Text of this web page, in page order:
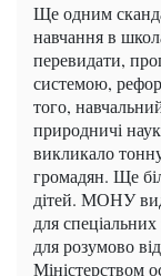
Ще одним
навчання в
перевидати,
системою,
того,
природничі
викликало
громадян. Ще
дітей. МОНУ
для спеціальних
для розумово
Міністерством